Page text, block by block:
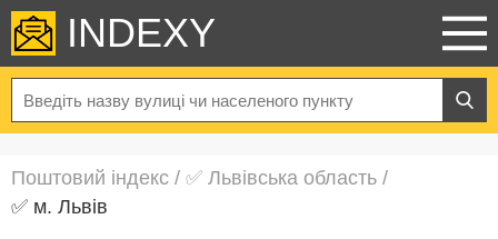
INDEXY
Поштовий індекс / ✅ Львівська область /
✅ м. Львів